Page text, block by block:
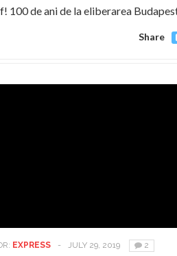
100 de ani de la eliberarea
Share
EXPRESS - JULY 29, 2019 2